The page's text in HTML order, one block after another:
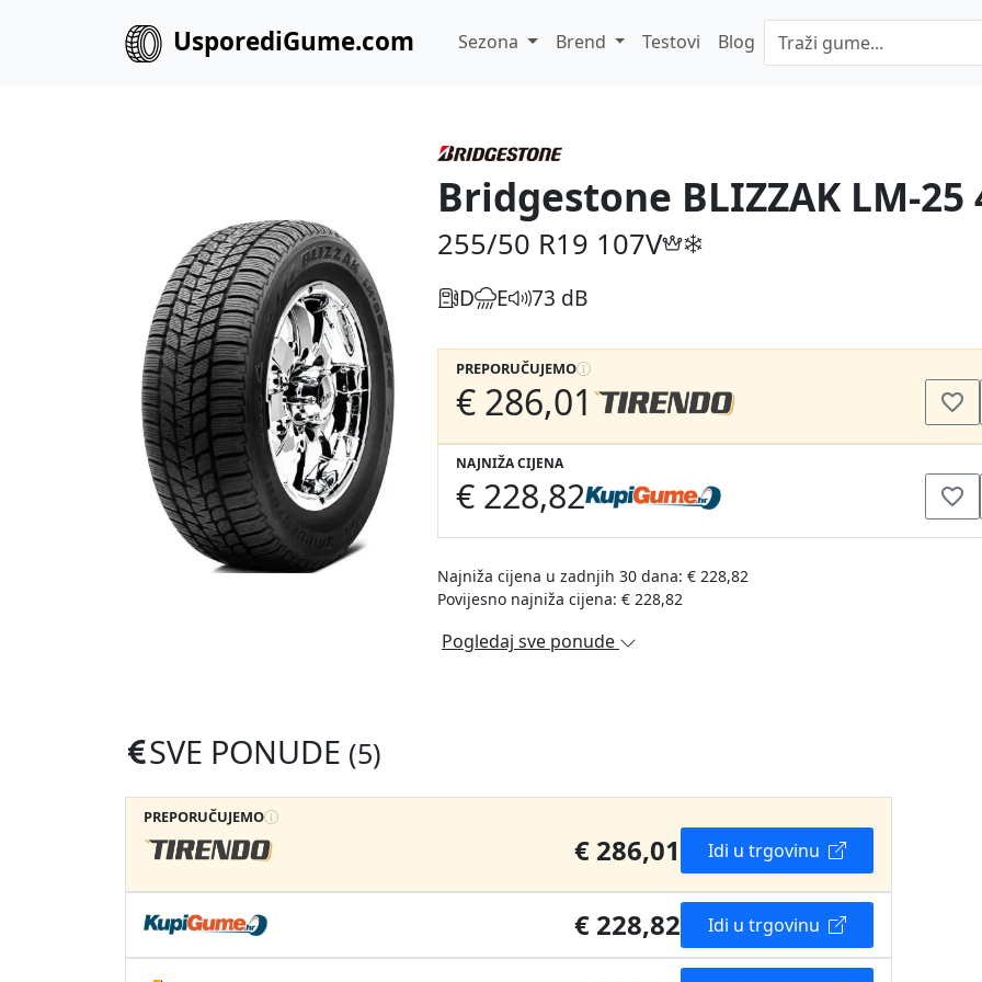
UsporediGume.com Sezona Brend Testovi Blog
Bridgestone BLIZZAK LM-25
255/50 R19 107V
D E 73 dB
PREPORUČUJEMO
€ 286,01
NAJNIŽA CIJENA
€ 228,82
Najniža cijena u zadnjih 30 dana: € 228,82
Povijesno najniža cijena: € 228,82
Pogledaj sve ponude
SVE PONUDE (5)
PREPORUČUJEMO
€ 286,01 Idi u trgovinu
€ 228,82 Idi u trgovinu